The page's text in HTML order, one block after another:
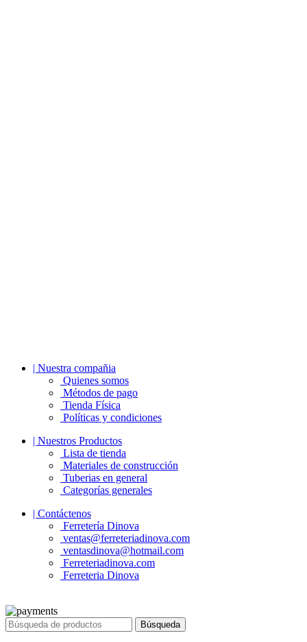
| Nuestra compañia
Quienes somos
Métodos de pago
Tienda Física
Políticas y condiciones
| Nuestros Productos
Lista de tienda
Materiales de construcción
Tuberias en general
Categorías generales
| Contáctenos
Ferretería Dinova
ventas@ferreteriadinova.com
ventasdinova@hotmail.com
Ferreteriadinova.com
Ferreteria Dinova
Búsqueda